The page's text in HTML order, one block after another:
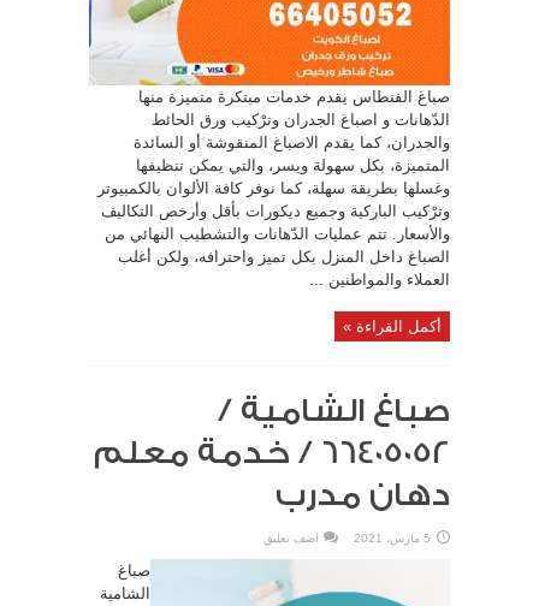
صباغ الفنطاس يقدم خدمات مبتكرة متميزة منها
الدّهانات و اصباغ الجدران وترْكيب ورق الحائط
والجدران، كما يقدم الاصباغ المنقوشة أو السائدة
المتميزة، بكل سهولة ويسر، والتي يمكن تنظيفها
وغسلها بطريقة سهلة، كما نوفر كافة الألوان بالكمبيوتر
وترْكيب الباركية وجميع ديكورات بأقل وأرخص التكاليف
والأسعار. تتم عمليات الدّهانات والتشطيب النهائي من
الصباغ داخل المنزل بكل تميز واحترافه، ولكن أغلب
العملاء والمواطنين ...
أكمل القراءة »
صباغ الشامية /
66405052 / خدمة معلم
دهان مدرب
5 مارس، 2021 اضف تعليق
صباغ
الشامية